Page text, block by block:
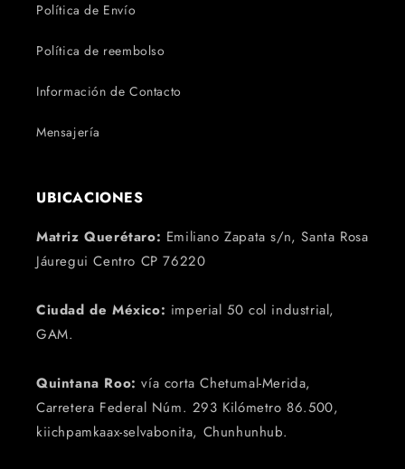
Política de Envío
Política de reembolso
Información de Contacto
Mensajería
UBICACIONES
Matriz Querétaro: Emiliano Zapata s/n, Santa Rosa
Jáuregui Centro CP 76220
Ciudad de México: imperial 50 col industrial,
GAM.
Quintana Roo: vía corta Chetumal-Merida,
Carretera Federal Núm. 293 Kilómetro 86.500,
kiichpamkaax-selvabonita, Chunhunhub.